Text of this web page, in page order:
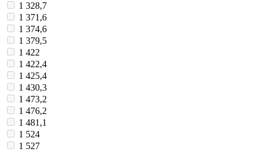
1 328,7
1 371,6
1 374,6
1 379,5
1 422
1 422,4
1 425,4
1 430,3
1 473,2
1 476,2
1 481,1
1 524
1 527